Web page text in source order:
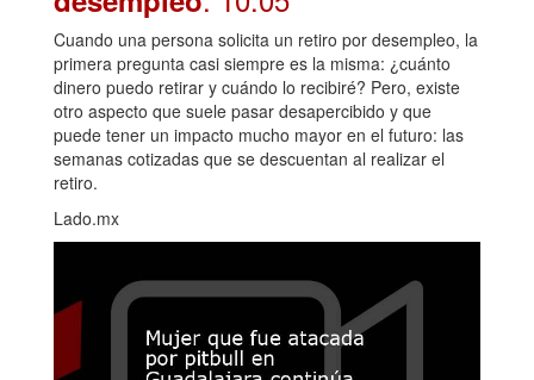
Cuando una persona solicita un retiro por desempleo, la
primera pregunta casi siempre es la misma: ¿cuánto
dinero puedo retirar y cuándo lo recibiré? Pero, existe
otro aspecto que suele pasar desapercibido y que
puede tener un impacto mucho mayor en el futuro: las
semanas cotizadas que se descuentan al realizar el
retiro.
Lado.mx